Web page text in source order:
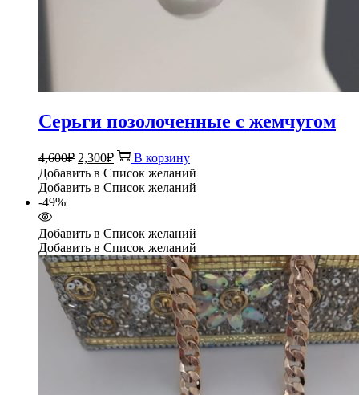
Серьги позолоченные с жемчугом
4,600₽ Первоначальная
цена
составляла
2,300₽Текущая
цена:
2,300₽.
В корзину
Добавить в Список желаний
Добавить в Список желаний
-49%
Добавить в Список желаний
Добавить в Список желаний